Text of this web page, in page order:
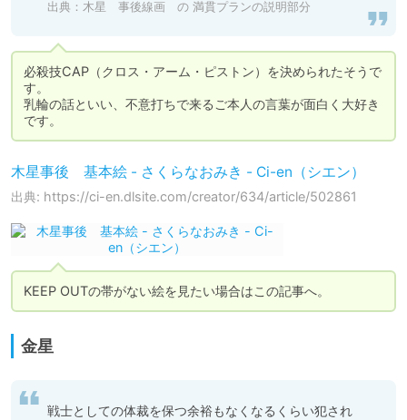
出典： 木星 事後線画 の 満貫プランの説明部分
必殺技CAP（クロス・アーム・ピストン）を決められたそうで
す。
乳輪の話といい、不意打ちで来るご本人の言葉が面白く大好き
です。
木星事後 基本絵 - さくらなおみき - Ci-en（シエン）
出典: https://ci-en.dlsite.com/creator/634/article/502861
KEEP OUTの帯がない絵を見たい場合はこの記事へ。
金星
戦士としての体裁を保つ余裕もなくなるくらい犯され